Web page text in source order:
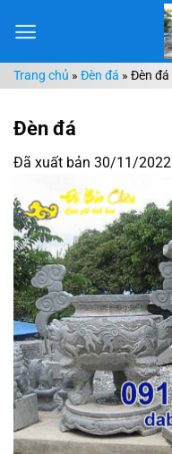
đến
dungTrang chủ » Đèn đá » Đèn đá
Đèn đá
Đã xuất bản 30/11/2022